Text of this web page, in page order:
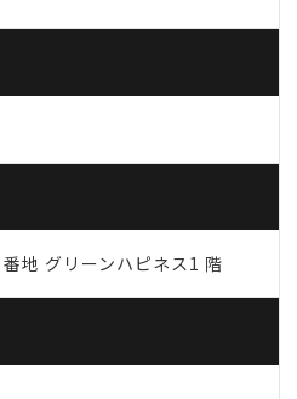
地 グリーンハピネス1 階